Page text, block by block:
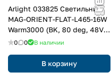
Arlight 033825 Светильник
MAG-ORIENT-FLAT-L465-16W
Warm3000 (BK, 80 deg, 48V,
DALI) (Arlight, IP20 Металл, 3
0 0 В наличии
В корзину